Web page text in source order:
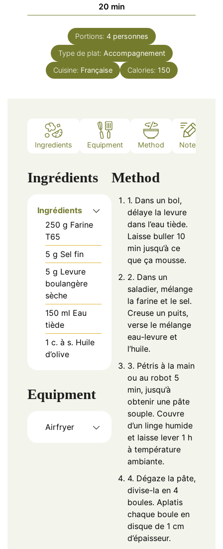
20minutes
min
Portions: 4 personnes
Type de plat: Accompagnement
Cuisine: Française Calories: 150
Ingredients Equipment Method Notes
Ingrédients
Ingrédients
250 g Farine
T65
5 g Sel fin
5 g Levure
boulangère
sèche
150 ml Eau
tiède
1 c. à s. Huile
d’olive
Equipment
Airfryer
Method
1. Dans un bol,
délaye la levure
dans l’eau tiède.
Laisse buller 10
min jusqu’à ce
que ça mousse.
2. Dans un
saladier, mélange
la farine et le sel.
Creuse un puits,
verse le mélange
eau-levure et
l’huile.
3. Pétris à la main
ou au robot 5
min, jusqu’à
obtenir une pâte
souple. Couvre
d’un linge humide
et laisse lever 1 h
à température
ambiante.
4. Dégaze la pâte,
divise-la en 4
boules. Aplatis
chaque boule en
disque de 1 cm
d’épaisseur.